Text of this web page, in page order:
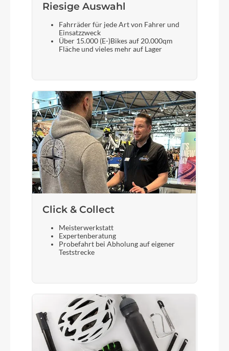
Schalthebel
PINION TE1
ERGON SMC Core
Gabel
DT Swiss F535, 140 mm Federweg
Display
PINION Remote LCD RD1.2
Schwalbe Racing Ray
Crankbrothers Highline
Riesige Auswahl
Fahrräder für jede Art von Fahrer und
Einsatzzweck
Über 15.000 (E-)Bikes auf 20.000qm
Fläche und vieles mehr auf Lager
Click & Collect
Meisterwerkstatt
Expertenberatung
Probefahrt bei Abholung auf eigener
Teststrecke